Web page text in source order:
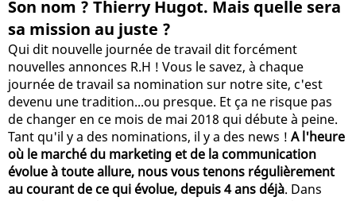
Son nom ? Thierry Hugot. Mais quelle sera
sa mission au juste ?
Qui dit nouvelle journée de travail dit forcément
nouvelles annonces R.H ! Vous le savez, à chaque
journée de travail sa nomination sur notre site, c'est
devenu une tradition...ou presque. Et ça ne risque pas
de changer en ce mois de mai 2018 qui débute à peine.
Tant qu'il y a des nominations, il y a des news ! A l'heure
où le marché du marketing et de la communication
évolue à toute allure, nous vous tenons régulièrement
au courant de ce qui évolue, depuis 4 ans déjà. Dans